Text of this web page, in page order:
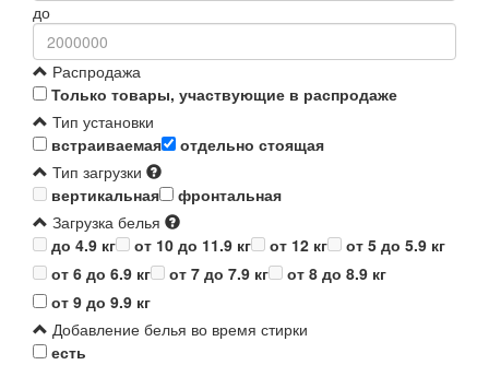
до
Распродажа
Только товары, участвующие в распродаже
Тип установки
встраиваемая
отдельно стоящая
Тип загрузки
вертикальная
фронтальная
Загрузка белья
до 4.9 кг
от 10 до 11.9 кг от 12 кг
от 5 до 5.9 кг
от 6 до 6.9 кг
от 7 до 7.9 кг
от 8 до 8.9 кг
от 9 до 9.9 кг
Добавление белья во время стирки
есть